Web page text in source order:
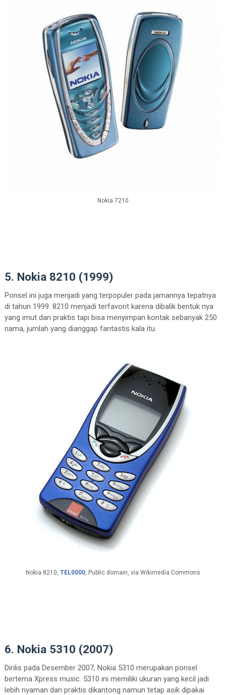
Nokia 7210
5. Nokia 8210 (1999)
Ponsel ini juga menjadi yang terpopuler pada jamannya tepatnya
di tahun 1999. 8210 menjadi terfavorit karena dibalik bentuk nya
yang imut dan praktis tapi bisa menyimpan kontak sebanyak 250
nama, jumlah yang dianggap fantastis kala itu.
Nokia 8210, TEL0000, Public domain, via Wikimedia Commons
6. Nokia 5310 (2007)
Dirilis pada Desember 2007, Nokia 5310 merupakan ponsel
bertema Xpress music. 5310 ini memiliki ukuran yang kecil jadi
lebih nyaman dan praktis dikantong namun tetap asik dipakai